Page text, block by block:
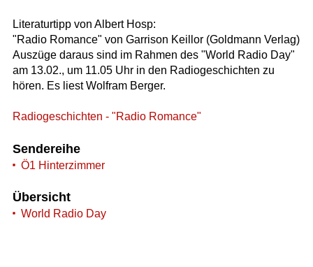
Literaturtipp von Albert Hosp:
"Radio Romance" von Garrison Keillor (Goldmann Verlag)
Auszüge daraus sind im Rahmen des "World Radio Day"
am 13.02., um 11.05 Uhr in den Radiogeschichten zu
hören. Es liest Wolfram Berger.
Radiogeschichten - "Radio Romance"
Sendereihe
Ö1 Hinterzimmer
Übersicht
World Radio Day